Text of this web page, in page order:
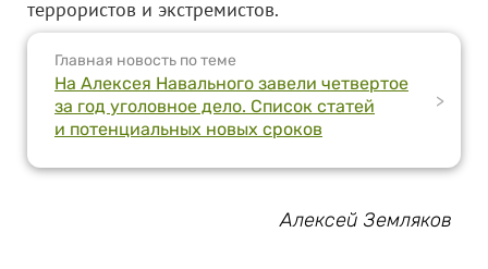
террористов и экстремистов.
Главная новость по теме
На Алексея Навального завели четвертое
за год уголовное дело. Список статей
и потенциальных новых сроков
>
Алексей Земляков